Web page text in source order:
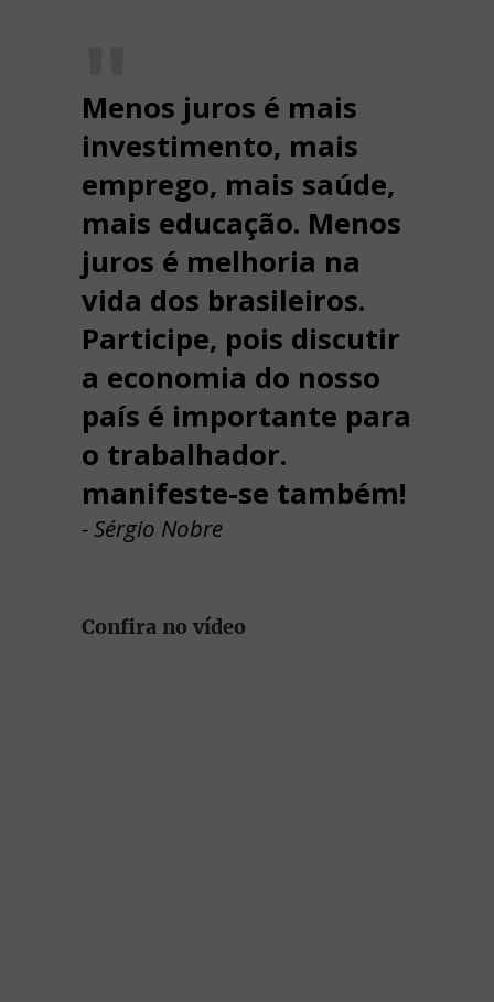
Menos juros é mais
investimento, mais
emprego, mais saúde,
mais educação. Menos
juros é melhoria na
vida dos brasileiros.
Participe, pois discutir
a economia do nosso
país é importante para
o trabalhador.
manifeste-se também!
- Sérgio Nobre
Confira no vídeo